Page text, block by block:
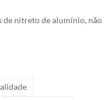
de nitreto de alumínio, não